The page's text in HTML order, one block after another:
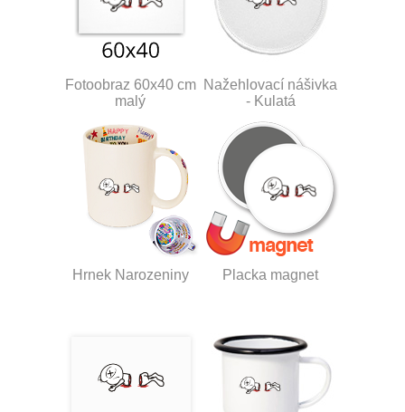
Fotoobraz 60x40 cm
malý
Nažehlovací nášivka
- Kulatá
Hrnek Narozeniny Placka magnet